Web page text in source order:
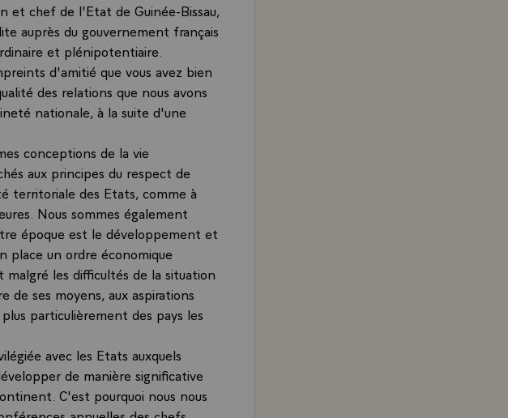
et chef de l'Etat de Guinée-Bissau,
auprès du gouvernement français
et plénipotentiaire.
d'amitié que vous avez bien
des relations que nous avons
nationale, à la suite d'une
conceptions de la vie
aux principes du respect de
territoriale des Etats, comme à
Nous sommes également
époque est le développement et
place un ordre économique
malgré les difficultés de la situation
de ses moyens, aux aspirations
particulièrement des pays les
avec les Etats auxquels
de manière significative
C'est pourquoi nous nous